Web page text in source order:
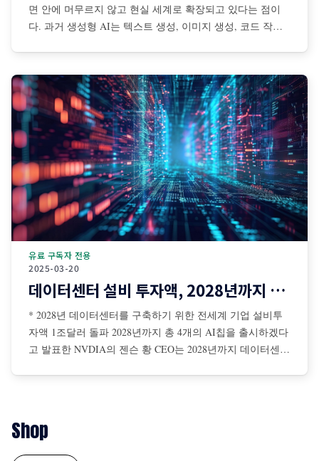
면 안에 머무르지 않고 현실 세계로 확장되고 있다는 점이
다. 과거 생성형 AI는 텍스트 생성, 이미지 생성, 코드 작성,
동로봇 등과 결합되면서 AI가 물리적
2025-03-20
유료 구독자 전용
데이터센터 설비 투자액, 2028년까지 1조달러 돌파
* 2028년 데이터센터를 구축하기 위한 전세계 기업 설비투
자액 1조달러 돌파 2028년까지 총 4개의 AI칩을 출시하겠다
고 발표한 NVDIA의 젠슨 황 CEO는 2028년까지 데이터센터
Shop